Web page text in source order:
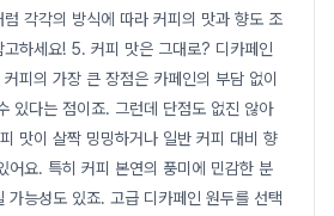
각각의 방식에 따라 커피의 맛과 향도 조
고하세요! 5. 커피 맛은 그대로? 디카페인
피의 가장 큰 장점은 카페인의 부담 없이
있다는 점이죠. 그런데 단점도 없진 않아
맛이 살짝 밍밍하거나 일반 커피 대비 향
어요. 특히 커피 본연의 풍미에 민감한 분
가능성도 있죠. 고급 디카페인 원두를 선택